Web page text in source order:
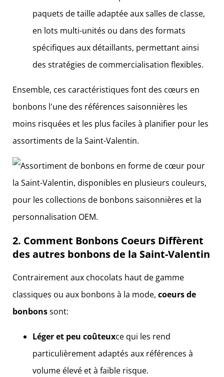
paquets de taille adaptée aux salles de classe,
en lots multi-unités ou dans des formats
spécifiques aux détaillants, permettant ainsi
des stratégies de commercialisation flexibles.
Ensemble, ces caractéristiques font des cœurs en
bonbons l'une des références saisonnières les
moins risquées et les plus faciles à planifier pour les
assortiments de la Saint-Valentin.
2. Comment Bonbons Coeurs Diffèrent
des autres bonbons de la Saint-Valentin
Contrairement aux chocolats haut de gamme
classiques ou aux bonbons à la mode,coeurs de
bonbonssont:
Léger et peu coûteuxce qui les rend
particulièrement adaptés aux références à
volume élevé et à faible risque.